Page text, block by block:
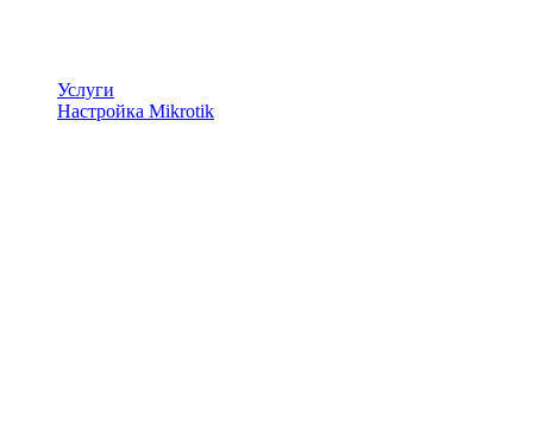
Услуги
Настройка Mikrotik